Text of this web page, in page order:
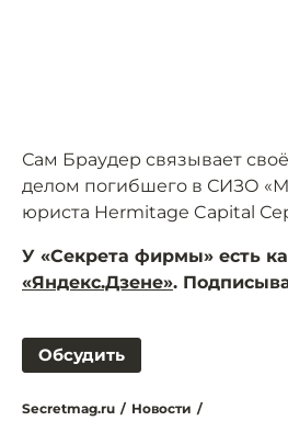
Сам Браудер связывает
делом погибшего в СИЗО
юриста Hermitage Capital
У «Секрета фирмы» есть
«Яндекс.Дзене».
Обсудить
Secretmag.ru / Новости /